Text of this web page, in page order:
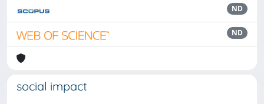
ND
ND
social impact